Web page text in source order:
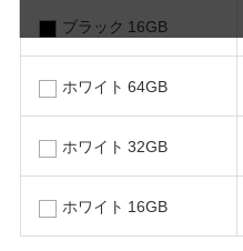
ブラック 16GB
ホワイト 64GB
ホワイト 32GB
ホワイト 16GB